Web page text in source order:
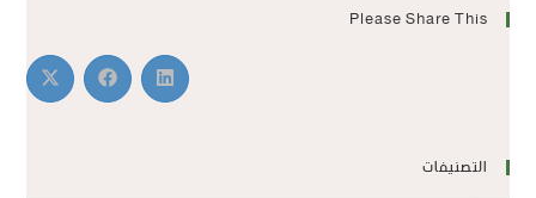
Please Share This
التصنيفات